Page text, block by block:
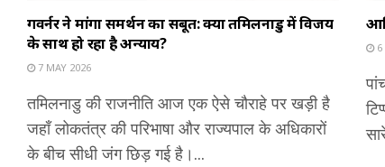
गवर्नर ने मांगा समर्थन का सबूत: क्या तमिलनाडु में विजय
के साथ हो रहा है अन्याय?
7 MAY 2026
तमिलनाडु की राजनीति आज एक ऐसे चौराहे पर खड़ी है
जहाँ लोकतंत्र की परिभाषा और राज्यपाल के अधिकारों
के बीच सीधी जंग छिड़ गई है।...
6